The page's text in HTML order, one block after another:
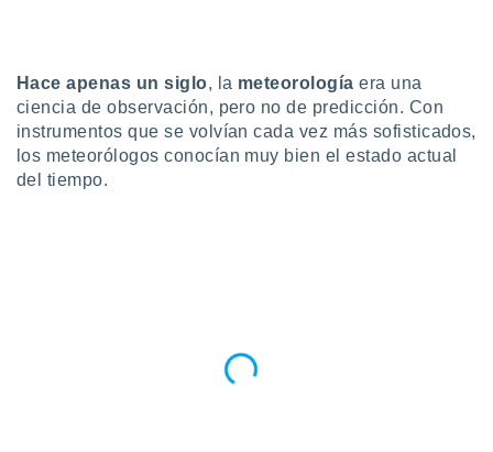
nuestra
y
Hace apenas un siglo, la meteorologíaera una
ciencia de observación, pero no de predicción. Con
instrumentos que se volvían cada vez más sofisticados,
los meteorólogos conocían muy bien el estado actual
del tiempo.